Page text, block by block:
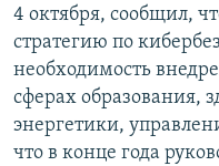
4 октября, сообщил,
стратегию по
необходимость
сферах образования,
энергетики,
что в конце года